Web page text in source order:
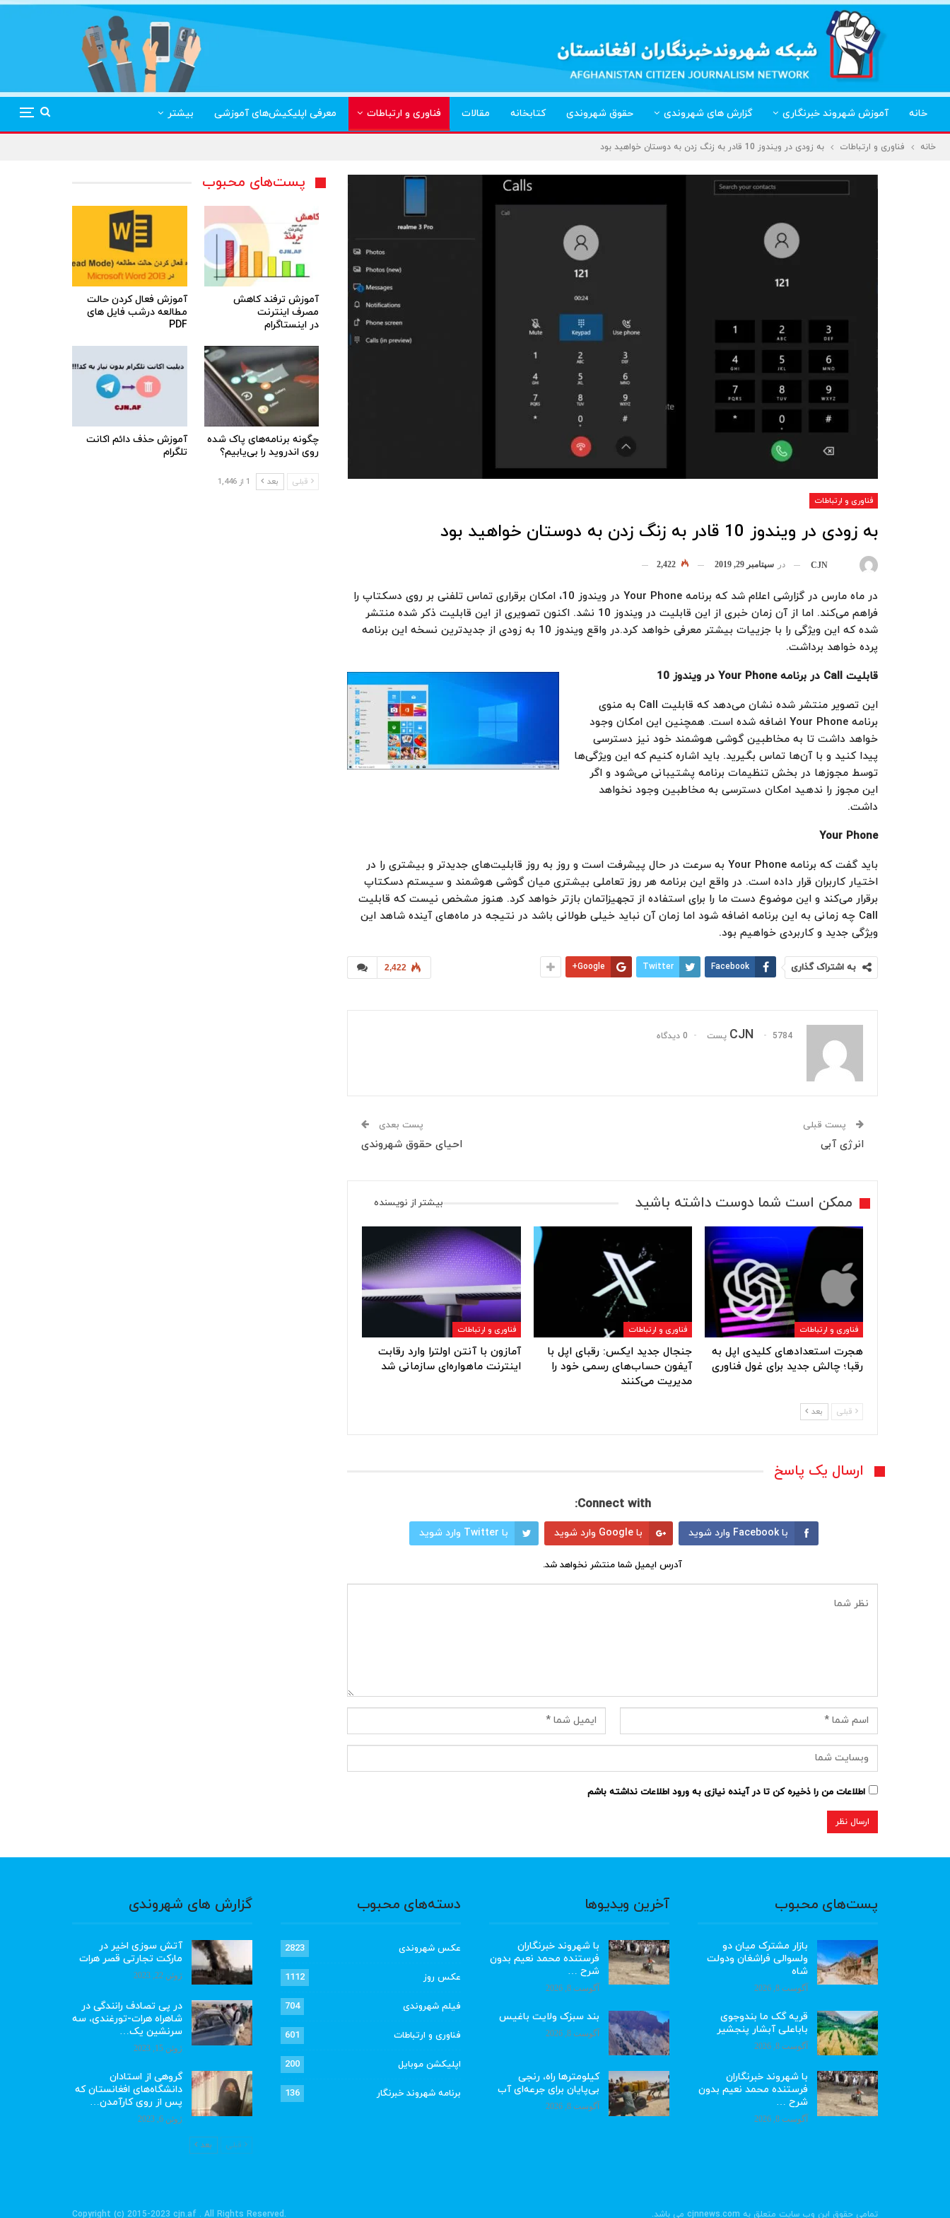
خانه آموزش شهروند خبرنگاری گزارش های شهروندی حقوق شهروندی کتابخانه مقالات فناوری و ارتباطات معرفی اپلیکیش‌های آموزشی بیشتر
خانه فناوری و ارتباطات به زودی در ویندوز 10 قادر به زنگ زدن به دوستان خواهید بود
فناوری و ارتباطات
به زودی در ویندوز 10 قادر به زنگ زدن به دوستان خواهید بود
CJN در سپتامبر 29, 2019 2,422
در ماه مارس در گزارشی اعلام شد که برنامه Your Phone در ویندوز 10، امکان برقراری تماس تلفنی بر روی دسکتاپ را
فراهم می‌کند. اما از آن زمان خبری از این قابلیت در ویندوز 10 نشد. اکنون تصویری از این قابلیت ذکر شده منتشر
شده که این ویژگی را با جزییات بیشتر معرفی خواهد کرد.در واقع ویندوز 10 به زودی از جدیدترین نسخه این برنامه
پرده خواهد برداشت.
قابلیت Call در برنامه Your Phone در ویندوز 10
این تصویر منتشر شده نشان می‌دهد که قابلیت Call به منوی
برنامه Your Phone اضافه شده است. همچنین این امکان وجود
خواهد داشت تا به مخاطبین گوشی هوشمند خود نیز دسترسی
پیدا کنید و با آن‌ها تماس بگیرید. باید اشاره کنیم که این ویژگی‌ها
توسط مجوزها در بخش تنظیمات برنامه پشتیبانی می‌شود و اگر
این مجوز را ندهید امکان دسترسی به مخاطبین وجود نخواهد
داشت.
Your Phone
باید گفت که برنامه Your Phone به سرعت در حال پیشرفت است و روز به روز قابلیت‌های جدیدتر و بیشتری را در
اختیار کاربران قرار داده است. در واقع این برنامه هر روز تعاملی بیشتری میان گوشی هوشمند و سیستم دسکتاپ
برقرار می‌کند و این موضوع دست ما را برای استفاده از تجهیزاتمان باز‌تر خواهد کرد. هنوز مشخص نیست که قابلیت
Call چه زمانی به این برنامه اضافه شود اما زمان آن نباید خیلی طولانی باشد در نتیجه در ماه‌های آینده شاهد این
ویژگی جدید و کاربردی خواهیم بود.
2,422 به اشتراک گذاری Facebook
Twitter
Google+
CJN 5784 پست 0 دیدگاه
پست قبلی
انرژی آبی
پست بعدی
احیای حقوق شهروندی
ممکن است شما دوست داشته باشید بیشتر از نویسنده
فناوری و ارتباطات
هجرت استعدادهای کلیدی اپل به
رقبا؛ چالش جدید برای غول فناوری
فناوری و ارتباطات
جنجال جدید ایکس: رقبای اپل با
آیفون حساب‌های رسمی خود را
مدیریت می‌کنند
فناوری و ارتباطات
آمازون با آنتن اولترا وارد رقابت
اینترنت ماهواره‌ای سازمانی شد
قبلی بعد
ارسال یک پاسخ
Connect with:
با Facebook وارد شوید با Google وارد شوید با Twitter وارد شوید
آدرس ایمیل شما منتشر نخواهد شد.
اطلاعات من را ذخیره کن تا در آینده نیازی به ورود اطلاعات نداشته باشم
پست‌های محبوب
آموزش ترفند کاهش
مصرف اینترنت
در اینستاگرام
آموزش فعال کردن حالت
مطالعه درشب فایل های
PDF
چگونه برنامه‌های پاک شده
روی اندروید را بی‌یابیم؟
آموزش حذف دائم اکانت
تلگرام
قبلی بعد 1 از 1,446
پست‌های محبوب
بازار مشترک میان دو
ولسوالی فراشغان ودولت
شاه
آگوست 8, 2026
قریه گک ما بندوجوی
باباعلی آبشار پنجشیر
آگوست 8, 2026
با شهروند خبرنگاران
فرستنده محمد نعیم بدون
شرح …
آگوست 8, 2026
آخرین ویدیوها
با شهروند خبرنگاران
فرستنده محمد نعیم بدون
شرح …
آگوست 8, 2026
بند سبزک ولایت باغیس
آگوست 8, 2026
کیلومترها راه، رنجی
بی‌پایان برای جرعه‌ای آب
آگوست 8, 2026
دسته‌های محبوب
عکس شهروندی 2823
عکس روز 1112
فیلم شهروندی 704
فناوری و ارتباطات 601
اپلیکشن موبایل 200
برنامه شهروند خبرنگار 136
گزارش های شهروندی
آتش سوزی اخیر در
مارکت تجارتی قصر هرات
ژوئن 22, 2023
در پی تصادف رانندگی در
شاهراه هرات-تورغندی، سه
سرنشین یک…
ژوئن 15, 2023
گروهی از استادان
دانشگاه‌های افغانستان که
پس از روی کارآمدن…
ژوئن 6, 2023
قبلی بعد
تمامی حقوق این وب سایت متعلق به cjnnews.com می باشد. .Copyright (c) 2015-2023 cjn.af . All Rights Reserved